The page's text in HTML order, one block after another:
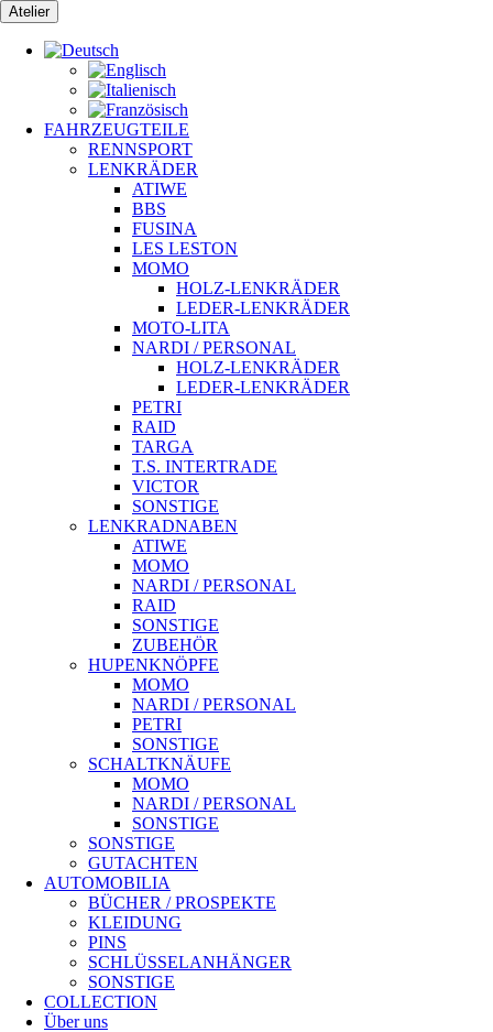
Zum
Inhalt
springen
Atelier
FAHRZEUGTEILE
RENNSPORT
LENKRÄDER
ATIWE
BBS
FUSINA
LES LESTON
MOMO
HOLZ-LENKRÄDER
LEDER-LENKRÄDER
MOTO-LITA
NARDI / PERSONAL
HOLZ-LENKRÄDER
LEDER-LENKRÄDER
PETRI
RAID
TARGA
T.S. INTERTRADE
VICTOR
SONSTIGE
LENKRADNABEN
ATIWE
MOMO
NARDI / PERSONAL
RAID
SONSTIGE
ZUBEHÖR
HUPENKNÖPFE
MOMO
NARDI / PERSONAL
PETRI
SONSTIGE
SCHALTKNÄUFE
MOMO
NARDI / PERSONAL
SONSTIGE
SONSTIGE
GUTACHTEN
AUTOMOBILIA
BÜCHER / PROSPEKTE
KLEIDUNG
PINS
SCHLÜSSELANHÄNGER
SONSTIGE
COLLECTION
Über uns